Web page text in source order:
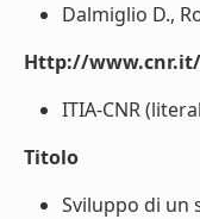
Dalmiglio D.,
Http://
ITIA-CNR
Titolo
Sviluppo di un